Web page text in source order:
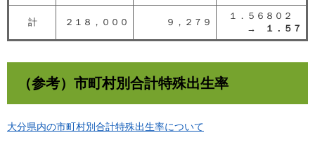
計 ２１８，０００ ９，２７９
１．５６８０２
→
１．５７
（参考）市町村別合計特殊出生率
大分県内の市町村別合計特殊出生率について